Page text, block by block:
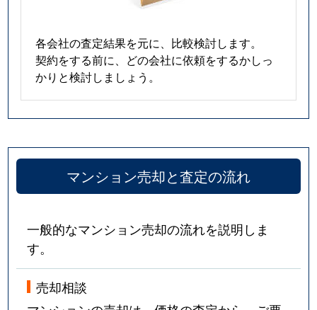
各会社の査定結果を元に、比較検討します。
契約をする前に、どの会社に依頼をするかしっ
かりと検討しましょう。
マンション売却と査定の流れ
一般的なマンション売却の流れを説明しま
す。
売却相談